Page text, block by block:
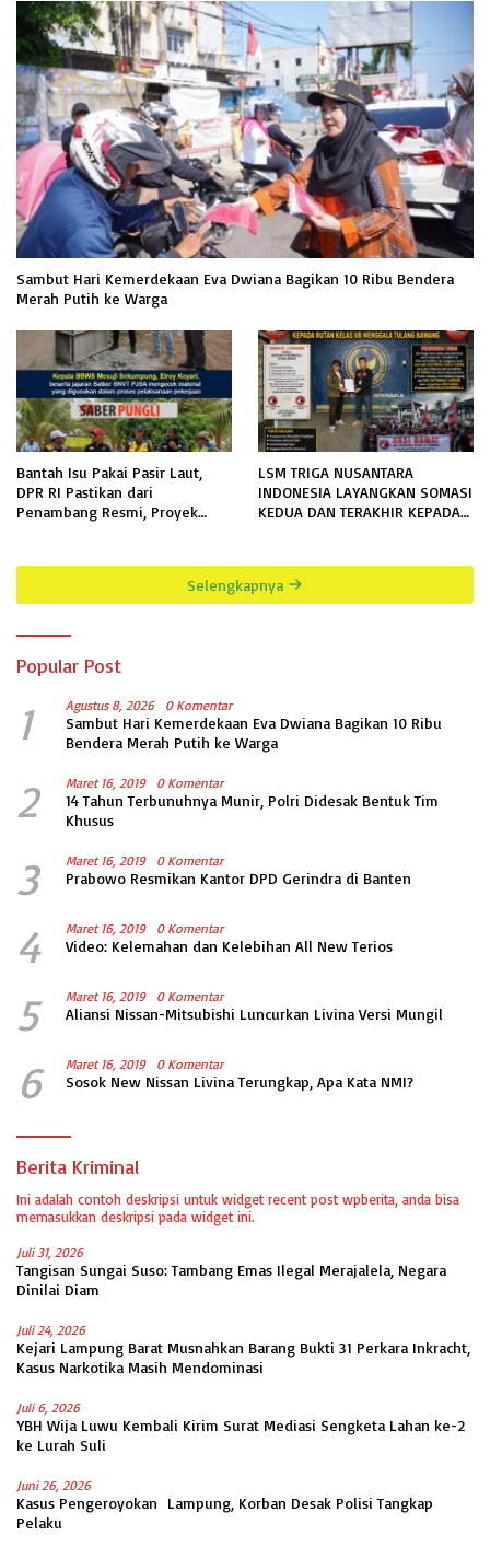
Sambut Hari Kemerdekaan Eva Dwiana Bagikan 10 Ribu Bendera
Merah Putih ke Warga
Bantah Isu Pakai Pasir Laut,
DPR RI Pastikan dari
Penambang Resmi, Proyek
LSM TRIGA NUSANTARA
INDONESIA LAYANGKAN SOMASI
KEDUA DAN TERAKHIR KEPADA
INFORMASI PUBLIK
Selengkapnya
Popular Post
1 Agustus 8, 2026 0 Komentar
Sambut Hari Kemerdekaan Eva Dwiana Bagikan 10 Ribu
Bendera Merah Putih ke Warga
2 Maret 16, 2019 0 Komentar
14 Tahun Terbunuhnya Munir, Polri Didesak Bentuk Tim
Khusus
3 Maret 16, 2019 0 Komentar
Prabowo Resmikan Kantor DPD Gerindra di Banten
4 Maret 16, 2019 0 Komentar
Video: Kelemahan dan Kelebihan All New Terios
5 Maret 16, 2019 0 Komentar
Aliansi Nissan-Mitsubishi Luncurkan Livina Versi Mungil
6 Maret 16, 2019 0 Komentar
Sosok New Nissan Livina Terungkap, Apa Kata NMI?
Berita Kriminal
Ini adalah contoh deskripsi untuk widget recent post wpberita, anda bisa
memasukkan deskripsi pada widget ini.
Juli 31, 2026
Tangisan Sungai Suso: Tambang Emas Ilegal Merajalela, Negara
Dinilai Diam
Juli 24, 2026
Kejari Lampung Barat Musnahkan Barang Bukti 31 Perkara Inkracht,
Kasus Narkotika Masih Mendominasi
Juli 6, 2026
YBH Wija Luwu Kembali Kirim Surat Mediasi Sengketa Lahan ke-2
ke Lurah Suli
Juni 26, 2026
Kasus Pengeroyokan Lampung, Korban Desak Polisi Tangkap
Pelaku